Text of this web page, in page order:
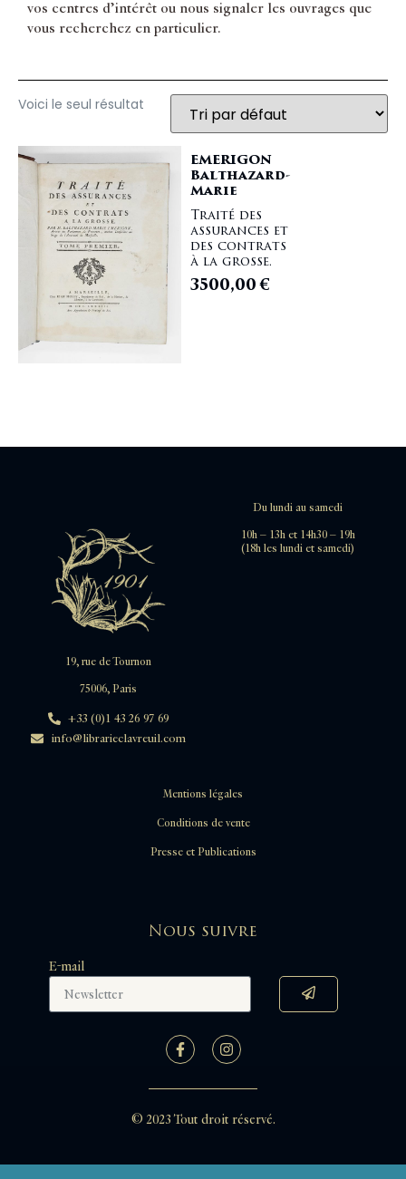
vos centres d’intérêt ou nous signaler les ouvrages que
vous recherchez en particulier.
Voici le seul résultat
EMERIGON
Balthazard-
Marie
Traité des
assurances et
des contrats
à la grosse.
3500,00€
Du lundi au samedi
10h – 13h et 14h30 – 19h
(18h les lundi et samedi)
19, rue de Tournon
75006, Paris
+33 (0)1 43 26 97 69
info@librarieclavreuil.com
Mentions légales
Conditions de vente
Presse et Publications
Nous suivre
E-mail
© 2023 Tout droit réservé.